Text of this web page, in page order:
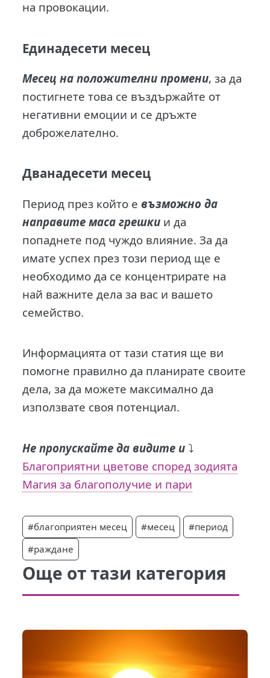
на провокации.
Единадесети месец
Месец на положителни промени, за да
постигнете това се въздържайте от
негативни емоции и се дръжте
доброжелателно.
Дванадесети месец
Период през който евъзможно да
направите маса грешки и да
попаднете под чуждо влияние. За да
имате успех през този период ще е
необходимо да се концентрирате на
най важните дела за вас и вашето
семейство.
Информацията от тази статия ще ви
помогне правилно да планирате своите
дела, за да можете максимално да
използвате своя потенциал.
Не пропускайте да видите и ⤵️
Благоприятни цветове според зодията
Магия за благополучие и пари
#благоприятен месец #месец
#период
#раждане
Още от тази категория